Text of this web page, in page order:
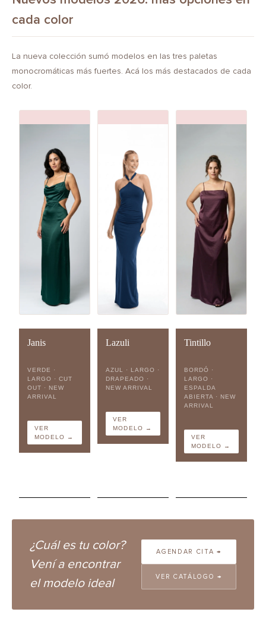
cada color
La nueva colección sumó modelos en las tres paletas
monocromáticas más fuertes. Acá los más destacados de cada
color.
Janis
VERDE ·
LARGO · CUT
OUT · NEW
ARRIVAL
VER
MODELO →
Lazuli
AZUL · LARGO ·
DRAPEADO ·
NEW ARRIVAL
VER
MODELO →
Tintillo
BORDÓ ·
LARGO ·
ESPALDA
ABIERTA · NEW
ARRIVAL
VER
MODELO →
¿Cuál es tu color?
Vení a encontrar
el modelo ideal
AGENDAR CITA →
VER CATÁLOGO →